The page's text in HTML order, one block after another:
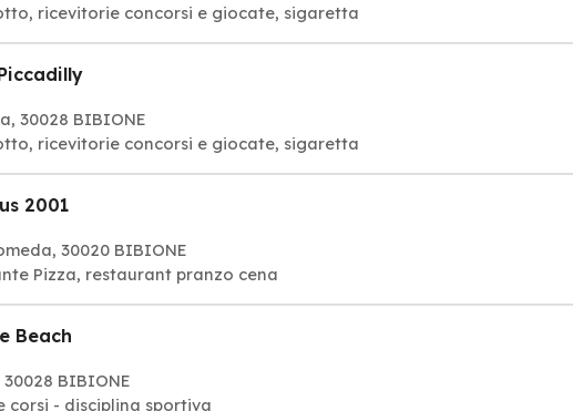
ricevitorie concorsi e giocate, sigaretta
30028 BIBIONE
ricevitorie concorsi e giocate, sigaretta
2001
30020 BIBIONE
Pizza, restaurant pranzo cena
Beach
BIBIONE
corsi - disciplina sportiva